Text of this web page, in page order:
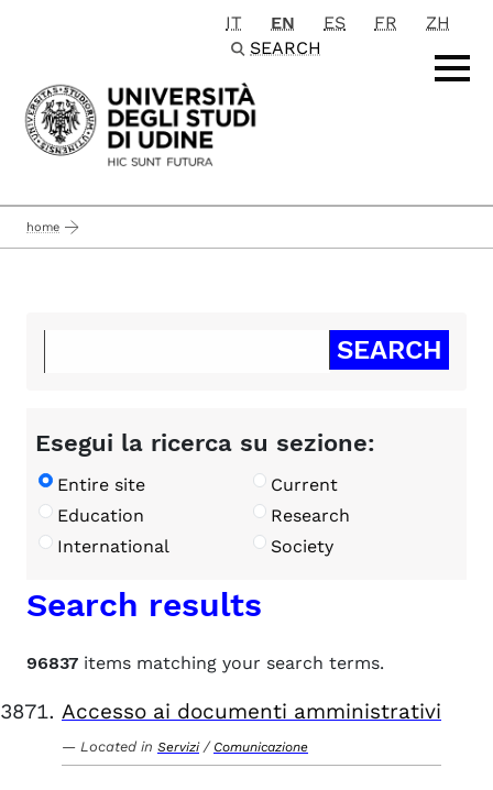
Passa al contenuto principale
IT EN ES FR
ZH
SEARCH
home
Esegui la ricerca su sezione:
Entire site
Current
Education
Research
International
Society
Search results
96837 items matching your search terms.
Accesso ai documenti amministrativi
Located in Servizi / Comunicazione